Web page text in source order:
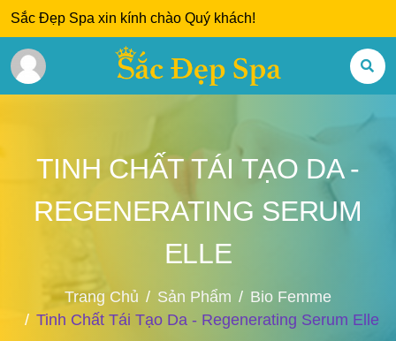
Sắc Đẹp Spa xin kính chào Quý khách!
TINH CHẤT TÁI TẠO DA -
REGENERATING SERUM
ELLE
Trang Chủ Sản Phẩm
Bio Femme
Tinh Chất Tái Tạo Da - Regenerating Serum Elle